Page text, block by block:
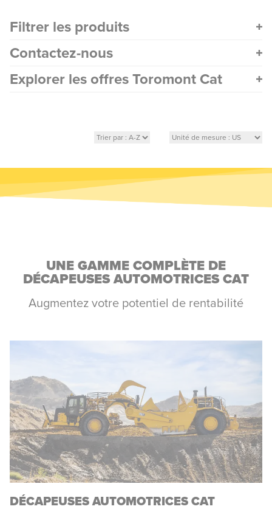
Filtrer les produits
Contactez-nous
Explorer les offres Toromont Cat
UNE GAMME COMPLÈTE DE
DÉCAPEUSES AUTOMOTRICES CAT
Augmentez votre potentiel de rentabilité
DÉCAPEUSES AUTOMOTRICES CAT